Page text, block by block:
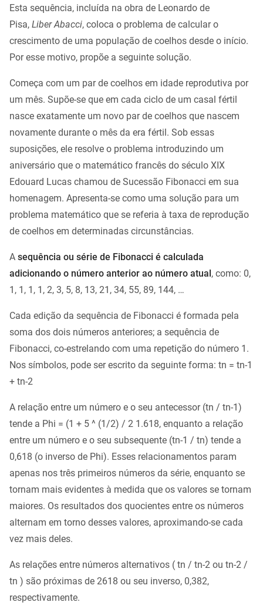
Esta sequência, incluída na obra de Leonardo de
Pisa, Liber Abacci, coloca o problema de calcular o
crescimento de uma população de coelhos desde o início.
Por esse motivo, propõe a seguinte solução.
Começa com um par de coelhos em idade reprodutiva por
um mês. Supõe-se que em cada ciclo de um casal fértil
nasce exatamente um novo par de coelhos que nascem
novamente durante o mês da era fértil. Sob essas
suposições, ele resolve o problema introduzindo um
aniversário que o matemático francês do século XIX
Edouard Lucas chamou de Sucessão Fibonacci em sua
homenagem. Apresenta-se como uma solução para um
problema matemático que se referia à taxa de reprodução
de coelhos em determinadas circunstâncias.
A sequência ou série de Fibonacci é calculada
adicionando o número anterior ao número atual , como: 0,
1, 1, 1, 1, 2, 3, 5, 8, 13, 21, 34, 55, 89, 144, …
Cada edição da sequência de Fibonacci é formada pela
soma dos dois números anteriores; a sequência de
Fibonacci, co-estrelando com uma repetição do número 1.
Nos símbolos, pode ser escrito da seguinte forma: tn = tn-1
+ tn-2
A relação entre um número e o seu antecessor (tn / tn-1)
tende a Phi = (1 + 5 ^ (1/2) / 2 1.618, enquanto a relação
entre um número e o seu subsequente (tn-1 / tn) tende a
0,618 (o inverso de Phi). Esses relacionamentos param
apenas nos três primeiros números da série, enquanto se
tornam mais evidentes à medida que os valores se tornam
maiores. Os resultados dos quocientes entre os números
alternam em torno desses valores, aproximando-se cada
vez mais deles.
As relações entre números alternativos ( tn / tn-2 ou tn-2 /
tn ) são próximas de 2618 ou seu inverso, 0,382,
respectivamente.